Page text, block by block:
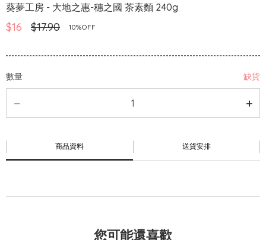
葵夢工房 - 大地之惠-穗之國 茶素麵 240g
$16 $17.90 10%OFF
數量 缺貨
商品資料 送貨安排
您可能還喜歡